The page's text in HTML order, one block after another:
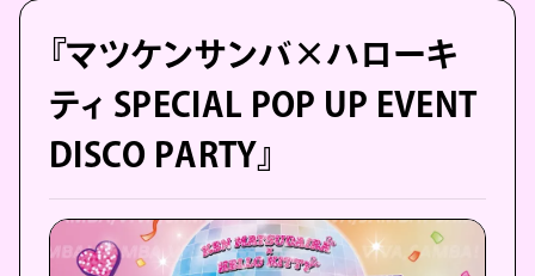
『マツケンサンバ×ハローキ
ティ SPECIAL POP UP EVENT
DISCO PARTY』